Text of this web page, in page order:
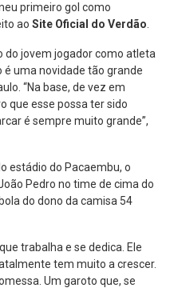
primeiro gol como
ao Site Oficial do Verdão
do jovem jogador como atleta
é uma novidade tão grande
“Na base, de vez em
que esse possa ter sido
é sempre muito grande”,
estádio do Pacaembu, o
Pedro no time de cima do
do dono da camisa 54
trabalha e se dedica. Ele
tem muito a crescer.
Um garoto que, se